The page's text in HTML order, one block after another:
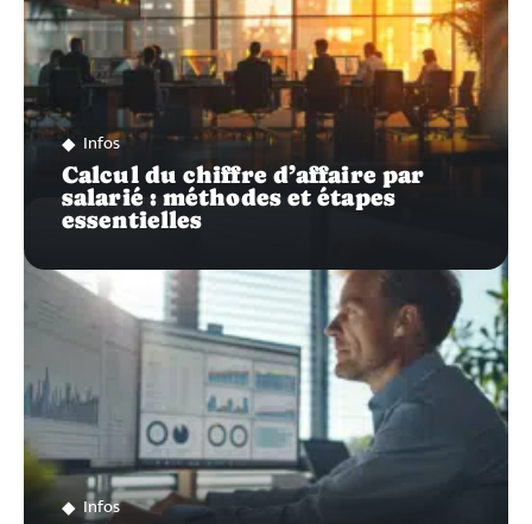
Infos
Calcul du chiffre d’affaire par
salarié : méthodes et étapes
essentielles
Infos